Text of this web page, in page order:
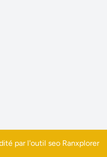
par l'outil seo Ranxplorer